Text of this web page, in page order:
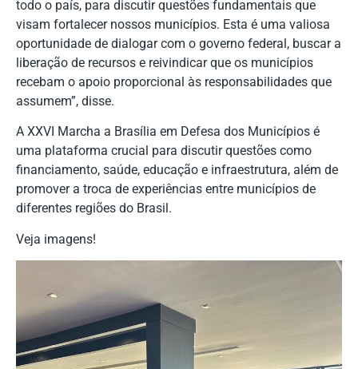
todo o país, para discutir questões fundamentais que
visam fortalecer nossos municípios. Esta é uma valiosa
oportunidade de dialogar com o governo federal, buscar a
liberação de recursos e reivindicar que os municípios
recebam o apoio proporcional às responsabilidades que
assumem”, disse.
A XXVI Marcha a Brasília em Defesa dos Municípios é
uma plataforma crucial para discutir questões como
financiamento, saúde, educação e infraestrutura, além de
promover a troca de experiências entre municípios de
diferentes regiões do Brasil.
Veja imagens!